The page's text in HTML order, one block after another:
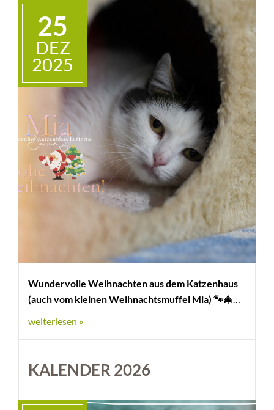
25
DEZ
2025
Wundervolle Weihnachten aus dem Katzenhaus
(auch vom kleinen Weihnachtsmuffel Mia) 🐾🎄
weiterlesen »
KALENDER 2026